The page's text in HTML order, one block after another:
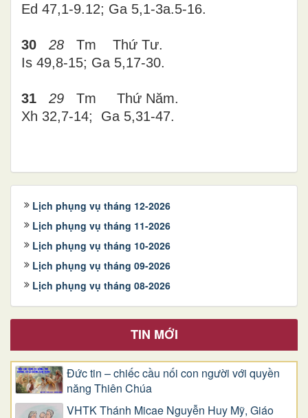
Ed 47,1-9.12; Ga 5,1-3a.5-16.
30 28 Tm Thứ Tư.
Is 49,8-15; Ga 5,17-30.
31 29 Tm Thứ Năm.
Xh 32,7-14; Ga 5,31-47.
Lịch phụng vụ tháng 12-2026
Lịch phụng vụ tháng 11-2026
Lịch phụng vụ tháng 10-2026
Lịch phụng vụ tháng 09-2026
Lịch phụng vụ tháng 08-2026
TIN MỚI
Đức tin – chiếc cầu nối con người với quyền
năng Thiên Chúa
VHTK Thánh Micae Nguyễn Huy Mỹ, Giáo